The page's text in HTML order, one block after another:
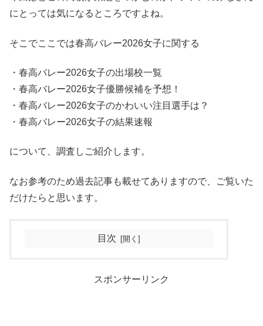
にとっては気になるところですよね。
そこでここでは春高バレー2026女子に関する
・春高バレー2026女子の出場校一覧
・春高バレー2026女子優勝候補を予想！
・春高バレー2026女子のかわいい注目選手は？
・春高バレー2026女子の結果速報
について、調査しご紹介します。
なお参考のため過去記事も載せてありますので、ご覧いた
だけたらと思います。
目次
スポンサーリンク